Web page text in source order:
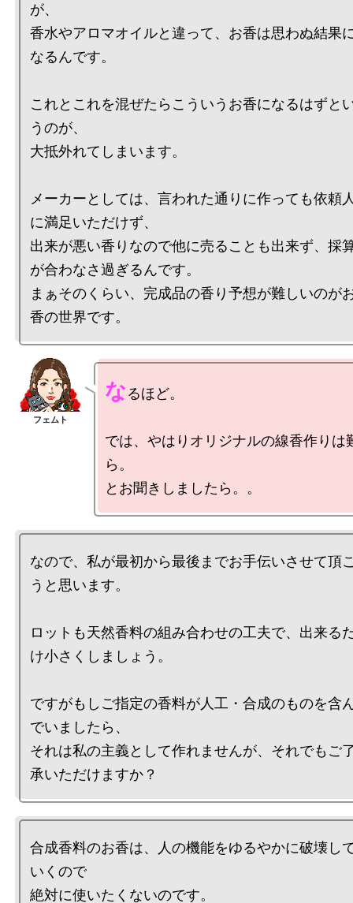
が、
香水やアロマオイルと違って、お香は思わぬ結果
なるんです。
これとこれを混ぜたらこういうお香になるはずと
うのが、
大抵外れてしまいます。
メーカーとしては、言われた通りに作っても依頼
に満足いただけず、
出来が悪い香りなので他に売ることも出来ず、採
が合わなさ過ぎるんです。
まぁそのくらい、完成品の香り予想が難しいのが
なるほど。
では、やはりオリジナルの線香作りは
ら。
なので、私が最初から最後までお手伝いさせて頂
うと思います。
ロットも天然香料の組み合わせの工夫で、出来る
け小さくしましょう。
ですがもしご指定の香料が人工・合成のものを含
でいましたら、
それは私の主義として作れませんが、それでもご
合成香料のお香は、人の機能をゆるやかに破壊し
いくので
絶対に使いたくないのです。